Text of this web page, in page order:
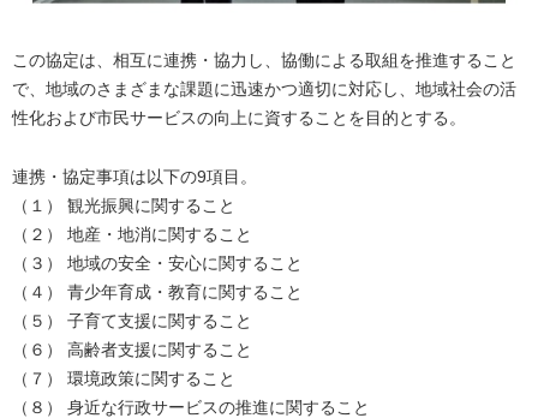
この協定は、相互に連携・協力し、協働による取組を推進すること
で、地域のさまざまな課題に迅速かつ適切に対応し、地域社会の活
性化および市民サービスの向上に資することを目的とする。
連携・協定事項は以下の9項目。
（１） 観光振興に関すること
（２） 地産・地消に関すること
（３） 地域の安全・安心に関すること
（４） 青少年育成・教育に関すること
（５） 子育て支援に関すること
（６） 高齢者支援に関すること
（７） 環境政策に関すること
（８） 身近な行政サービスの推進に関すること